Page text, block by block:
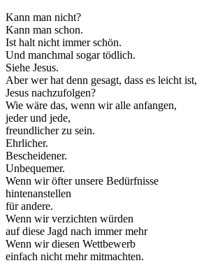
Kann man nicht?
Kann man schon.
Ist halt nicht immer schön.
Und manchmal sogar tödlich.
Siehe Jesus.
Aber wer hat denn gesagt, dass es leicht ist,
Jesus nachzufolgen?
Wie wäre das, wenn wir alle anfangen,
jeder und jede,
freundlicher zu sein.
Ehrlicher.
Bescheidener.
Unbequemer.
Wenn wir öfter unsere Bedürfnisse
hintenanstellen
für andere.
Wenn wir verzichten würden
auf diese Jagd nach immer mehr
Wenn wir diesen Wettbewerb
einfach nicht mehr mitmachten.